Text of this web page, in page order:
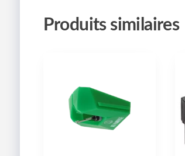
Produits similaires